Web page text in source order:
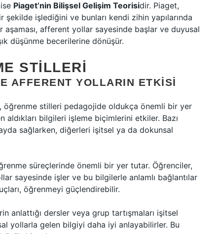
Piaget’nin Bilişsel Gelişim Teorisidir. Piaget,
işlediğini ve bunları kendi zihin yapılarında
afferent yollar sayesinde başlar ve duyusal
düşünme becerilerine dönüşür.
STILLERI
AFFERENT YOLLARIN ETKISI
öğrenme stilleri pedagojide oldukça önemli bir yer
bilgileri işleme biçimlerini etkiler. Bazı
sağlarken, diğerleri işitsel ya da dokunsal
süreçlerinde önemli bir yer tutar. Öğrenciler,
sayesinde işler ve bu bilgilerle anlamlı bağlantılar
öğrenmeyi güçlendirebilir.
anlattığı dersler veya grup tartışmaları işitsel
yollarla gelen bilgiyi daha iyi anlayabilirler. Bu